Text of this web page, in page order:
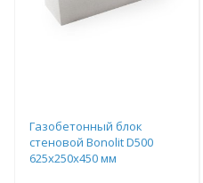
Газобетонный блок
стеновой Bonolit D500
625х250х450 мм